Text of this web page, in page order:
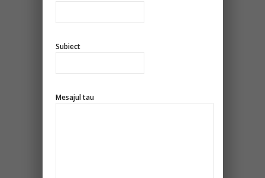
Subiect
Mesajul tau